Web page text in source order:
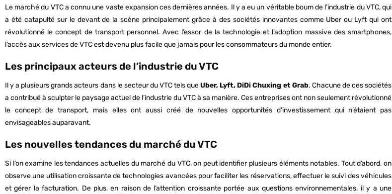
Le marché du VTC a connu une vaste expansion ces dernières années. Il y a eu un véritable boum de l’industrie du VTC, qui
a été catapulté sur le devant de la scène principalement grâce à des sociétés innovantes comme Uber ou Lyft qui ont
révolutionné le concept de transport personnel. Avec l’essor de la technologie et l’adoption massive des smartphones,
l’accès aux services de VTC est devenu plus facile que jamais pour les consommateurs du monde entier.
Les principaux acteurs de l’industrie du VTC
Il y a plusieurs grands acteurs dans le secteur du VTC tels queUber, Lyft, DiDi Chuxing et Grab. Chacune de ces sociétés
a contribué à sculpter le paysage actuel de l’industrie du VTC à sa manière. Ces entreprises ont non seulement révolutionné
le concept de transport, mais elles ont aussi créé de nouvelles opportunités d’investissement qui n’étaient pas
envisageables auparavant.
Les nouvelles tendances du marché du VTC
Si l’on examine les tendances actuelles du marché du VTC, on peut identifier plusieurs éléments notables. Tout d’abord, on
observe une utilisation croissante de technologies avancées pour faciliter les réservations, effectuer le suivi des véhicules
et gérer la facturation. De plus, en raison de l’attention croissante portée aux questions environnementales, il y a une